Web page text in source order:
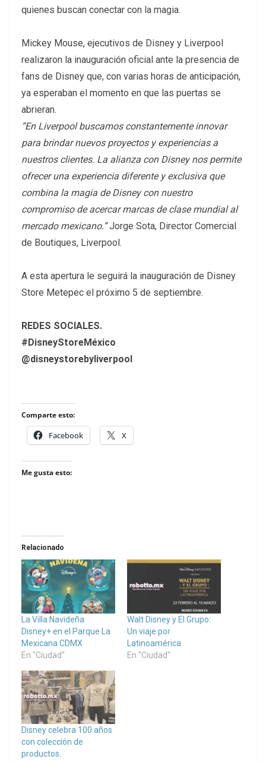
quienes buscan conectar con la magia.
Mickey Mouse, ejecutivos de Disney y Liverpool
realizaron la inauguración oficial ante la presencia de
fans de Disney que, con varias horas de anticipación,
ya esperaban el momento en que las puertas se
abrieran.
“En Liverpool buscamos constantemente innovar
para brindar nuevos proyectos y experiencias a
nuestros clientes. La alianza con Disney nos permite
ofrecer una experiencia diferente y exclusiva que
combina la magia de Disney con nuestro
compromiso de acercar marcas de clase mundial al
mercado mexicano.”Jorge Sota, Director Comercial
de Boutiques, Liverpool.
A esta apertura le seguirá la inauguración de Disney
Store Metepec el próximo 5 de septiembre.
REDES SOCIALES.
#DisneyStoreMéxico
@disneystorebyliverpool
Comparte esto:
Facebook X
Me gusta esto:
Relacionado
La Villa Navideña
Disney+ en el Parque La
Mexicana CDMX
En "Ciudad"
Walt Disney y El Grupo:
Un viaje por
Latinoamérica
En "Ciudad"
Disney celebra 100 años
con colección de
productos.